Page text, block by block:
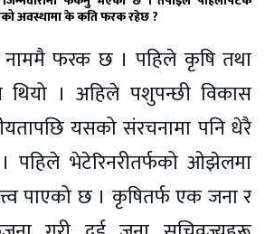
अवस्थामा के कति फरक रहेछ ?
नाममै फरक छ । पहिले कृषि तथा
थियो । अहिले पशुपन्छी विकास
यसको संरचनामा पनि धेरै
भेटेरिनरीतर्फको ओझेलमा
पाएको छ । कृषितर्फ एक जना र